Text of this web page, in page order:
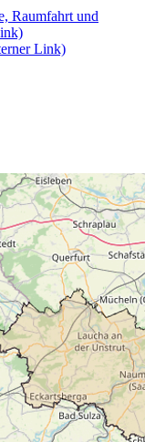
Raumfahrt und
Link)